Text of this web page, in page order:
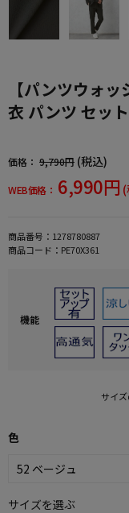
【パンツウォ
衣 パンツ セッ
価格： 9,790円 (税込)
WEB価格： 6,990円
商品番号： 1278780887
商品コード： PE70X361
機能
サイ
色
サイズを選ぶ